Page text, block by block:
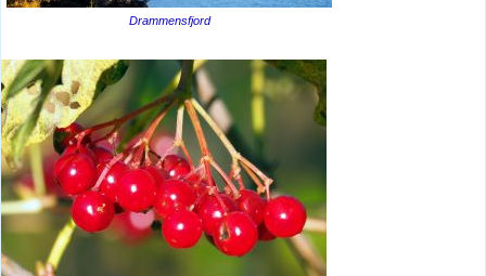
Drammensfjord